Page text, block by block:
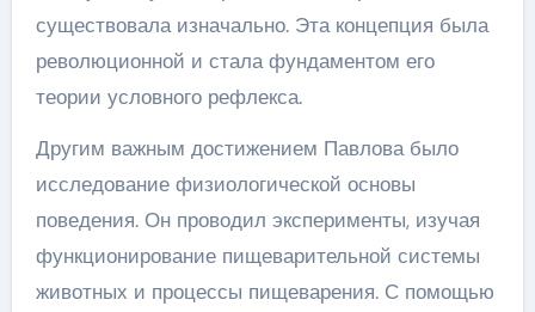
существовала изначально. Эта концепция была
революционной и стала фундаментом его
теории условного рефлекса.
Другим важным достижением Павлова было
исследование физиологической основы
поведения. Он проводил эксперименты, изучая
функционирование пищеварительной системы
животных и процессы пищеварения. С помощью